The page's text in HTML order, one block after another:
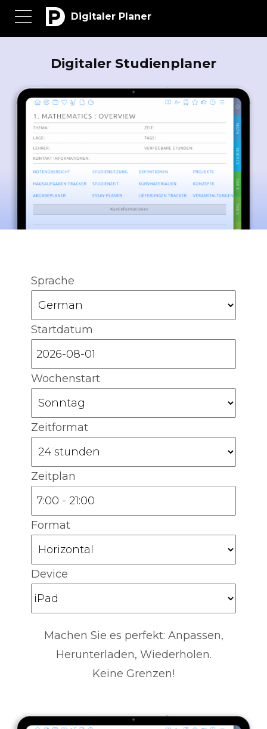
Digitaler Planer
Digitaler Studienplaner
Sprache
Startdatum
Wochenstart
Zeitformat
Zeitplan
Format
Device
Machen Sie es perfekt: Anpassen,
Herunterladen, Wiederholen.
Keine Grenzen!